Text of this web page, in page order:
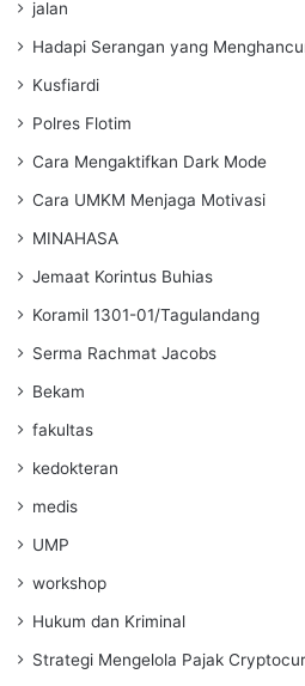
jalan
Hadapi Serangan yang
Kusfiardi
Polres Flotim
Cara Mengaktifkan Dark Mode
Cara UMKM Menjaga Motivasi
MINAHASA
Jemaat Korintus Buhias
Koramil 1301-01/Tagulandang
Serma Rachmat Jacobs
Bekam
fakultas
kedokteran
medis
UMP
workshop
Hukum dan Kriminal
Strategi Mengelola Pajak